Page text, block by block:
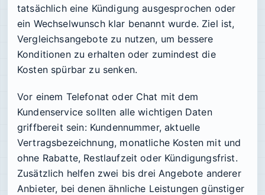
tatsächlich eine Kündigung ausgesprochen oder
ein Wechselwunsch klar benannt wurde. Ziel ist,
Vergleichsangebote zu nutzen, um bessere
Konditionen zu erhalten oder zumindest die
Kosten spürbar zu senken.
Vor einem Telefonat oder Chat mit dem
Kundenservice sollten alle wichtigen Daten
griffbereit sein: Kundennummer, aktuelle
Vertragsbezeichnung, monatliche Kosten mit und
ohne Rabatte, Restlaufzeit oder Kündigungsfrist.
Zusätzlich helfen zwei bis drei Angebote anderer
Anbieter, bei denen ähnliche Leistungen günstiger